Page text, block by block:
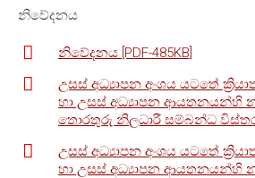
නිවේදනය
නිවේදනය [PDF-485KB]
උසස් අධ්‍යාපන අංශය යටතේ
හා උසස් අධ්‍යාපන ආයතනයන්හි
තොරතුරු නිලධාරී සම්බන්ධ විස්තර -1
උසස් අධ්‍යාපන අංශය යටතේ
හා උසස් අධ්‍යාපන ආයතනයන්හි